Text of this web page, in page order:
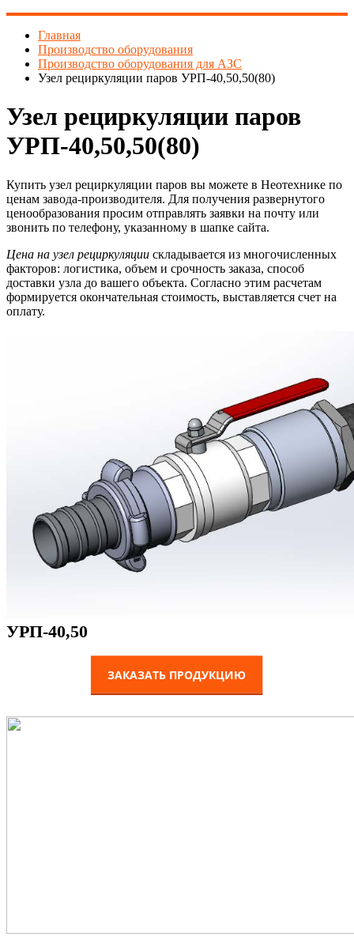
Главная
Производство оборудования
Производство оборудования для АЗС
Узел рециркуляции паров УРП-40,50,50(80)
Узел рециркуляции паров
УРП-40,50,50(80)
Купить узел рециркуляции паров вы можете в Неотехнике по
ценам завода-производителя. Для получения развернутого
ценообразования просим отправлять заявки на почту или
звонить по телефону, указанному в шапке сайта.
Цена на узел рециркуляции складывается из многочисленных
факторов: логистика, объем и срочность заказа, способ
доставки узла до вашего объекта. Согласно этим расчетам
формируется окончательная стоимость, выставляется счет на
оплату.
УРП-40,50